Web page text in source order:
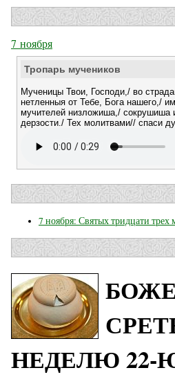
7 ноября
Тропарь мучеников
Мученицы Твои, Господи,/ во
нетленныя от Тебе, Бога нашего,/
мучителей низложиша,/
дерзости./ Тех молитвами// спаси
7 ноября: Святых тридцати
НЕДЕЛЮ 22-